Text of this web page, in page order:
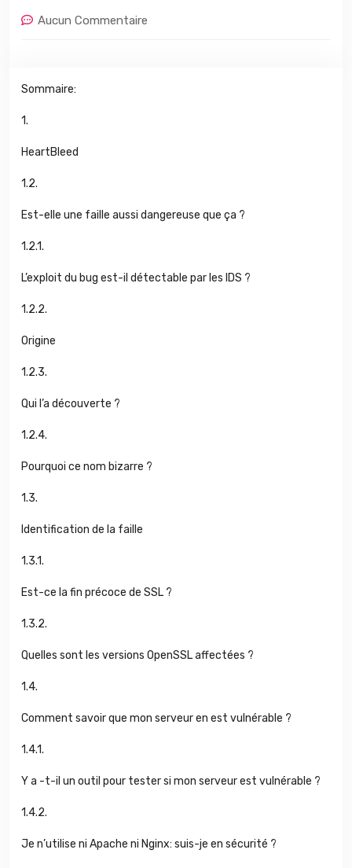
Aucun Commentaire
Sommaire:
1.
HeartBleed
1.2.
Est-elle une faille aussi dangereuse que ça ?
1.2.1.
L’exploit du bug est-il détectable par les IDS ?
1.2.2.
Origine
1.2.3.
Qui l’a découverte ?
1.2.4.
Pourquoi ce nom bizarre ?
1.3.
Identification de la faille
1.3.1.
Est-ce la fin précoce de SSL ?
1.3.2.
Quelles sont les versions OpenSSL affectées ?
1.4.
Comment savoir que mon serveur en est vulnérable ?
1.4.1.
Y a -t-il un outil pour tester si mon serveur est vulnérable ?
1.4.2.
Je n’utilise ni Apache ni Nginx: suis-je en sécurité ?